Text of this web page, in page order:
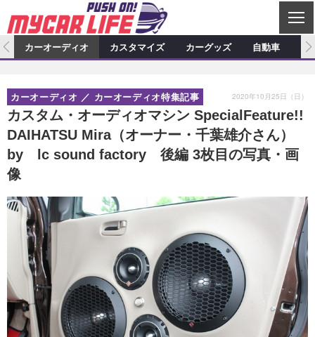
C
L
S
E
カーオーディオ
プロショップ検索 ショップ訪問記
カーオーディオニュース デモカー製作記
その他
カスタマイズ特集記事 カスタマイズ新製品情報
カスタマイズニュース
カーグッズ
カーグッズ特集記事 カーグッズ新製品情報
自動車
スクープ
アクセスランキング
カーオーディオ カスタマイズ カーグッズ 自動車
カスタム・オーディオマシン SpecialFeature!!
DAIHATSU Mira（オーナー・千葉雄介さん）
by lc sound factory 後編 3枚目の写真・画
像
カーオーディオ カーオーディオ特集記事 2020年10月25日（日）